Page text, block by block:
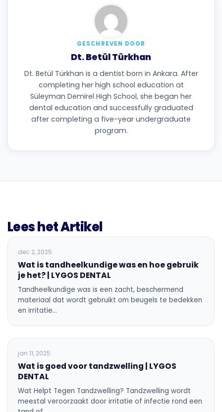
GESCHREVEN DOOR
Dt. Betül Türkhan
Dt. Betül Türkhan is a dentist born in Ankara. After
completing her high school education at
Süleyman Demirel High School, she began her
dental education and successfully graduated
after completing a five-year undergraduate
program.
Lees het Artikel
ALGEMENE TANDHEELKUNDE
dec 2, 2025